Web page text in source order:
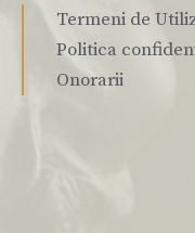
Termeni de
Politica
Onorarii